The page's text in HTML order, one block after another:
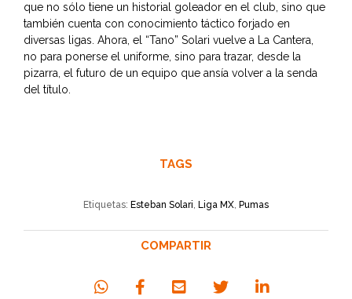
que no sólo tiene un historial goleador en el club, sino que
también cuenta con conocimiento táctico forjado en
diversas ligas. Ahora, el “Tano” Solari vuelve a La Cantera,
no para ponerse el uniforme, sino para trazar, desde la
pizarra, el futuro de un equipo que ansía volver a la senda
del título.
TAGS
Etiquetas: Esteban Solari, Liga MX, Pumas
COMPARTIR